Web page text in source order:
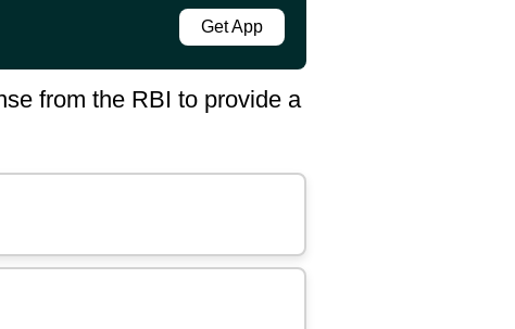
Get App
from the RBI to provide a